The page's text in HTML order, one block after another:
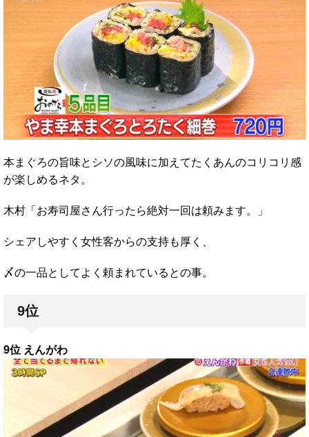
本まぐろの旨味とシソの風味に加えてたくあんのコリコリ感
が楽しめるネタ。
木村「お寿司屋さん行ったら絶対一回は頼みます。」
シェアしやすく女性客からの支持も厚く、
〆の一品としてよく頼まれているとの事。
9位
9位 えんがわ